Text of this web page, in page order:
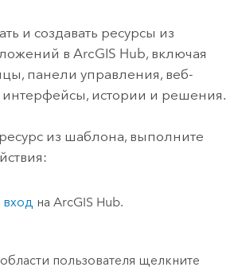
и создавать ресурсы из
в ArcGIS Hub, включая
панели управления, веб-
истории и решения.
из шаблона, выполните
вход на ArcGIS Hub.
пользователя щелкните